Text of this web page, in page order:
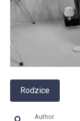
Rodzice
Author